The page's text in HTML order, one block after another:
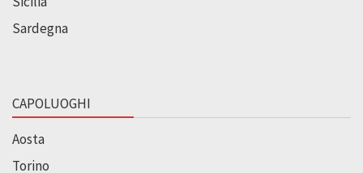
Sardegna
CAPOLUOGHI
Aosta
Torino